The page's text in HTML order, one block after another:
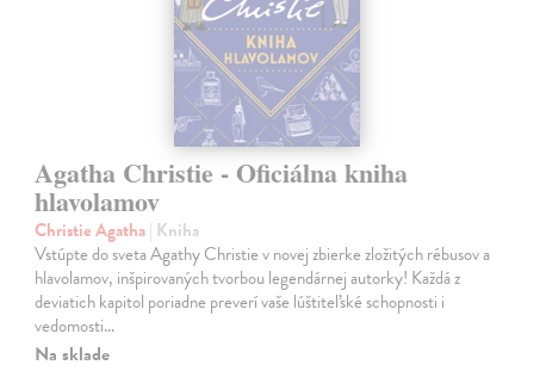
Agatha Christie - Oficiálna kniha
hlavolamov
Christie Agatha| Kniha
Vstúpte do sveta Agathy Christie v novej zbierke zložitých rébusov a
hlavolamov, inšpirovaných tvorbou legendárnej autorky! Každá z
deviatich kapitol poriadne preverí vaše lúštiteľské schopnosti i
vedomosti…
Na sklade